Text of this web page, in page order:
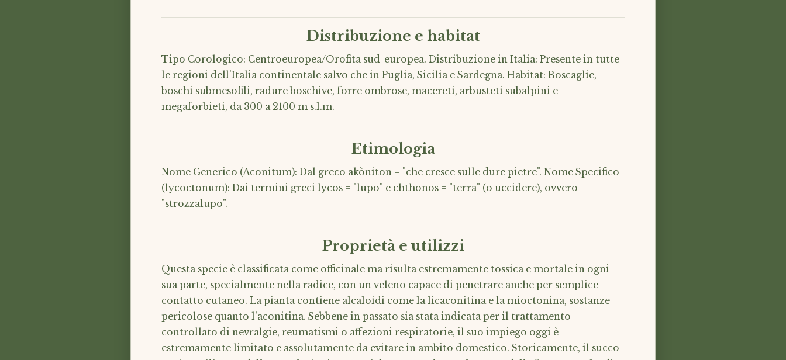
Distribuzione e habitat
Tipo Corologico: Centroeuropea/Orofita sud-europea. Distribuzione in Italia: Presente in tutte
le regioni dell'Italia continentale salvo che in Puglia, Sicilia e Sardegna. Habitat: Boscaglie,
boschi submesofili, radure boschive, forre ombrose, macereti, arbusteti subalpini e
megaforbieti, da 300 a 2100 m s.l.m.
Etimologia
Nome Generico (Aconitum): Dal greco akòniton = "che cresce sulle dure pietre". Nome Specifico
(lycoctonum): Dai termini greci lycos = "lupo" e chthonos = "terra" (o uccidere), ovvero
"strozzalupo".
Proprietà e utilizzi
Questa specie è classificata come officinale ma risulta estremamente tossica e mortale in ogni
sua parte, specialmente nella radice, con un veleno capace di penetrare anche per semplice
contatto cutaneo. La pianta contiene alcaloidi come la licaconitina e la mioctonina, sostanze
pericolose quanto l'aconitina. Sebbene in passato sia stata indicata per il trattamento
controllato di nevralgie, reumatismi o affezioni respiratorie, il suo impiego oggi è
estremamente limitato e assolutamente da evitare in ambito domestico. Storicamente, il succo